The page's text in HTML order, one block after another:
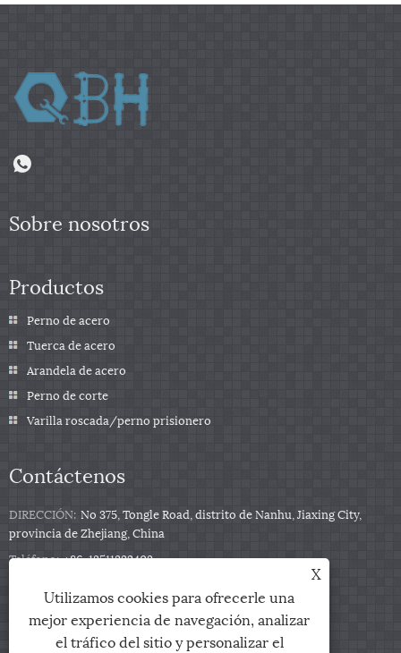
Sobre nosotros
Productos
Perno de acero
Tuerca de acero
Arandela de acero
Perno de corte
Varilla roscada/perno prisionero
Contáctenos
DIRECCIÓN: No 375, Tongle Road, distrito de Nanhu, Jiaxing City,
provincia de Zhejiang, China
Teléfono: +86-13511332403
Correo electrónico:
sales@qbfastener.cn
X
Utilizamos cookies para ofrecerle una
mejor experiencia de navegación, analizar
el tráfico del sitio y personalizar el